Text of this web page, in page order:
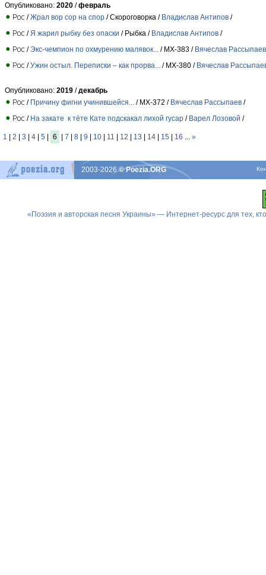
Опубликовано: 2020 /февраль
/Жрал вор сор на спор / Скороговорка / Владислав Антипов /
/ Я жарил рыбку без опаски / Рыбка / Владислав Антипов /
/Экс-чемпион по охмурению малявок... / МХ-383 / Вячеслав Рассыпаев
/Ужин остыл. Переписки – как прорва... / МХ-380 / Вячеслав
Опубликовано: 2019 /декабрь
/ Причину фигни учинившейся... / МХ-372 / Вячеслав Рассыпаев /
/ На закате к тёте Кате подскакал лихой гусар / Варел Лозовой /
1 | 2 | 3 | 4 | 5 | 6 | 7 | 8 | 9 | 10 | 11 | 12 | 13 | 14 | 15 | 16 »
2003-2026© Poezia.ORG
«Поэзия и авторская песня Украины» — Интернет-ресурс для тех,